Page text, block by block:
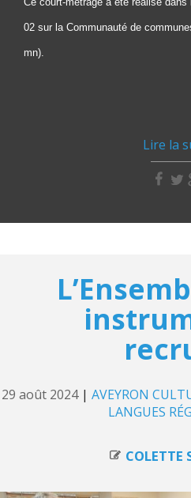
02 sur la Communauté de
mn).
Lire la
29 août 2024| AVEYRON
LANGUES
COLETTE